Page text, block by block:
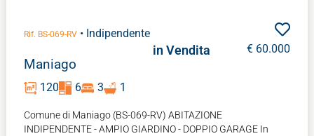
Rif. BS-069-RV • Indipendente
in Vendita
Maniago
120 6 3 1
€ 60.000
Comune di Maniago (BS-069-RV) ABITAZIONE
INDIPENDENTE - AMPIO GIARDINO - DOPPIO GARAGE In